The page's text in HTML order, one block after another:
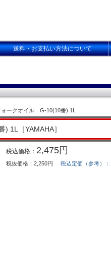
送料・お支払い方法について
ークオイル G-10(10番) 1L
1L［YAMAHA］
税込価格： 2,475円
税抜価格：2,250円 税込定価（参考）